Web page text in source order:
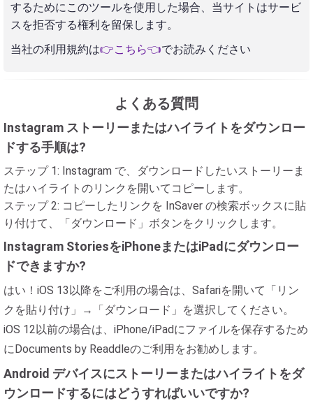
するためにこのツールを使用した場合、当サイトはサービ
スを拒否する権利を留保します。
当社の利用規約は👉こちら👈でお読みください
よくある質問
Instagram ストーリーまたはハイライトをダウンロー
ドする手順は?
ステップ 1: Instagram で、ダウンロードしたいストーリーま
たはハイライトのリンクを開いてコピーします。
ステップ 2: コピーしたリンクを InSaver の検索ボックスに貼
り付けて、「ダウンロード」ボタンをクリックします。
Instagram StoriesをiPhoneまたはiPadにダウンロー
ドできますか?
はい！iOS 13以降をご利用の場合は、Safariを開いて「リン
クを貼り付け」→「ダウンロード」を選択してください。
iOS 12以前の場合は、iPhone/iPadにファイルを保存するため
にDocuments by Readdleのご利用をお勧めします。
Android デバイスにストーリーまたはハイライトをダ
ウンロードするにはどうすればいいですか?